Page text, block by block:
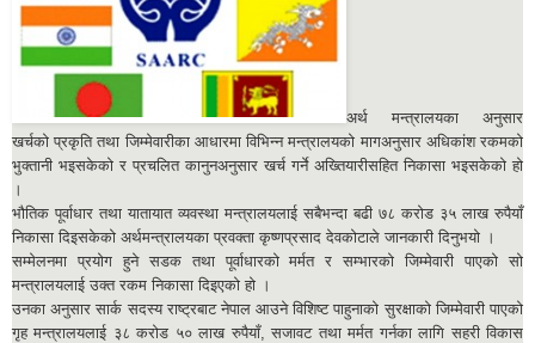
अर्थ मन्त्रालयका अनुसार
खर्चको प्रकृति तथा जिम्मेवारीका आधारमा विभिन्न मन्त्रालयको मागअनुसार अधिकांश रकमको
भुक्तानी भइसकेको र प्रचलित कानुनअनुसार खर्च गर्ने अख्तियारीसहित निकासा भइसकेको हो
।
भौतिक पूर्वाधार तथा यातायात व्यवस्था मन्त्रालयलाई सबैभन्दा बढी ७८ करोड ३५ लाख रुपैयाँ
निकासा दिइसकेको अर्थमन्त्रालयका प्रवक्ता कृष्णप्रसाद देवकोटाले जानकारी दिनुभयो ।
सम्मेलनमा प्रयोग हुने सडक तथा पूर्वाधारको मर्मत र सम्भारको जिम्मेवारी पाएको सो
मन्त्रालयलाई उक्त रकम निकासा दिइएको हो ।
उनका अनुसार सार्क सदस्य राष्ट्रबाट नेपाल आउने विशिष्ट पाहुनाको सुरक्षाको जिम्मेवारी पाएको
गृह मन्त्रालयलाई ३८ करोड ५० लाख रुपैयाँ, सजावट तथा मर्मत गर्नका लागि सहरी विकास